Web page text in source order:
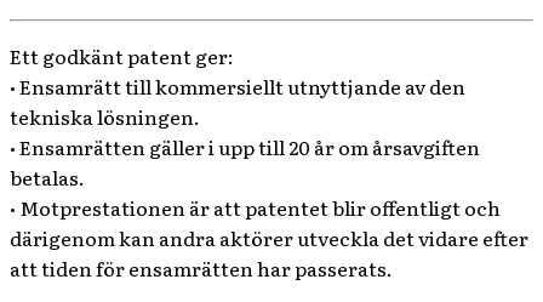
Ett godkänt patent ger:
• Ensamrätt till kommersiellt utnyttjande av den
tekniska lösningen.
• Ensamrätten gäller i upp till 20 år om årsavgiften
betalas.
• Motprestationen är att patentet blir offentligt och
därigenom kan andra aktörer utveckla det vidare efter
att tiden för ensamrätten har passerats.